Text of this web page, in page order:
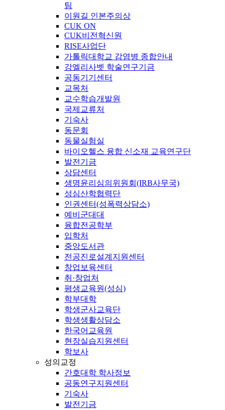
팀
이원길 인본주의상
CUK ON
CUK비전혁신원
RISE사업단
가톨릭대학교 감염병 종합안내
강엘리사벳 학술연구기금
공동기기센터
교목처
교수학습개발원
국제교류처
기숙사
동문회
동물실험실
바이오헬스 융합 신소재 교육연구단
발전기금
상담센터
생명윤리심의위원회(IRB사무국)
성심산학협력단
인권센터(성폭력상담소)
예비군대대
융합전공학부
입학처
중앙도서관
전공진로설계지원센터
창업보육센터
취·창업처
평생교육원(성심)
학부대학
학생군사교육단
학생생활상담소
한국어교육원
현장실습지원센터
학보사
성의교정
간호대학 학사정보
공동연구지원센터
기숙사
발전기금